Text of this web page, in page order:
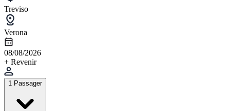
Treviso
Verona
08/08/2026
+ Revenir
1 Passager